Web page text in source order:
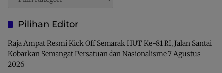
Pilihan Editor
Raja Ampat Resmi Kick Off Semarak HUT Ke-81 RI, Jalan Santai
Kobarkan Semangat Persatuan dan Nasionalisme7 Agustus
2026